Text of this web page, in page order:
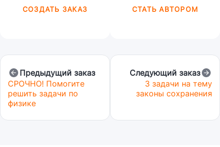
СОЗДАТЬ ЗАКАЗ
СТАТЬ АВТОРОМ
Предыдущий заказ
СРОЧНО! Помогите
решить задачи по
физике
Следующий заказ
3 задачи на тему
законы сохранения